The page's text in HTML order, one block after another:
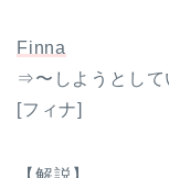
Finna
⇒〜しようとして
[フィナ]